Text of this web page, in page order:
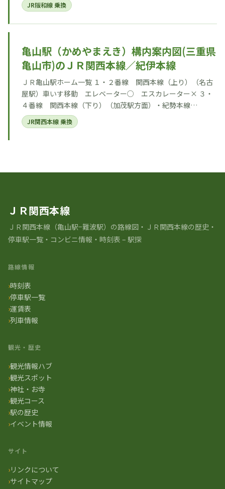
JR阪和線 乗換
亀山駅（かめやまえき）構内案内図(三重県
亀山市)のＪＲ関西本線／紀伊本線
ＪＲ亀山駅ホーム一覧 １・２番線 関西本線（上り）（名古
屋駅）車いす移動 エレベーター○ エスカレーター× ３・
４番線 関西本線（下り）（加茂駅方面）・紀勢本線…
JR関西本線 乗換
ＪＲ関西本線
ＪＲ関⻄本線（亀山駅−難波駅）の路線図・ＪＲ関西本線の歴史・
停車駅一覧・コンビニ情報・時刻表 – 駅探
路線情報
時刻表
停車駅一覧
運賃表
列車情報
観光・歴史
観光情報ハブ
観光スポット
神社・お寺
観光コース
駅の歴史
イベント情報
サイト
リンクについて
サイトマップ